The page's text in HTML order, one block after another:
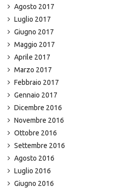
Agosto 2017
Luglio 2017
Giugno 2017
Maggio 2017
Aprile 2017
Marzo 2017
Febbraio 2017
Gennaio 2017
Dicembre 2016
Novembre 2016
Ottobre 2016
Settembre 2016
Agosto 2016
Luglio 2016
Giugno 2016